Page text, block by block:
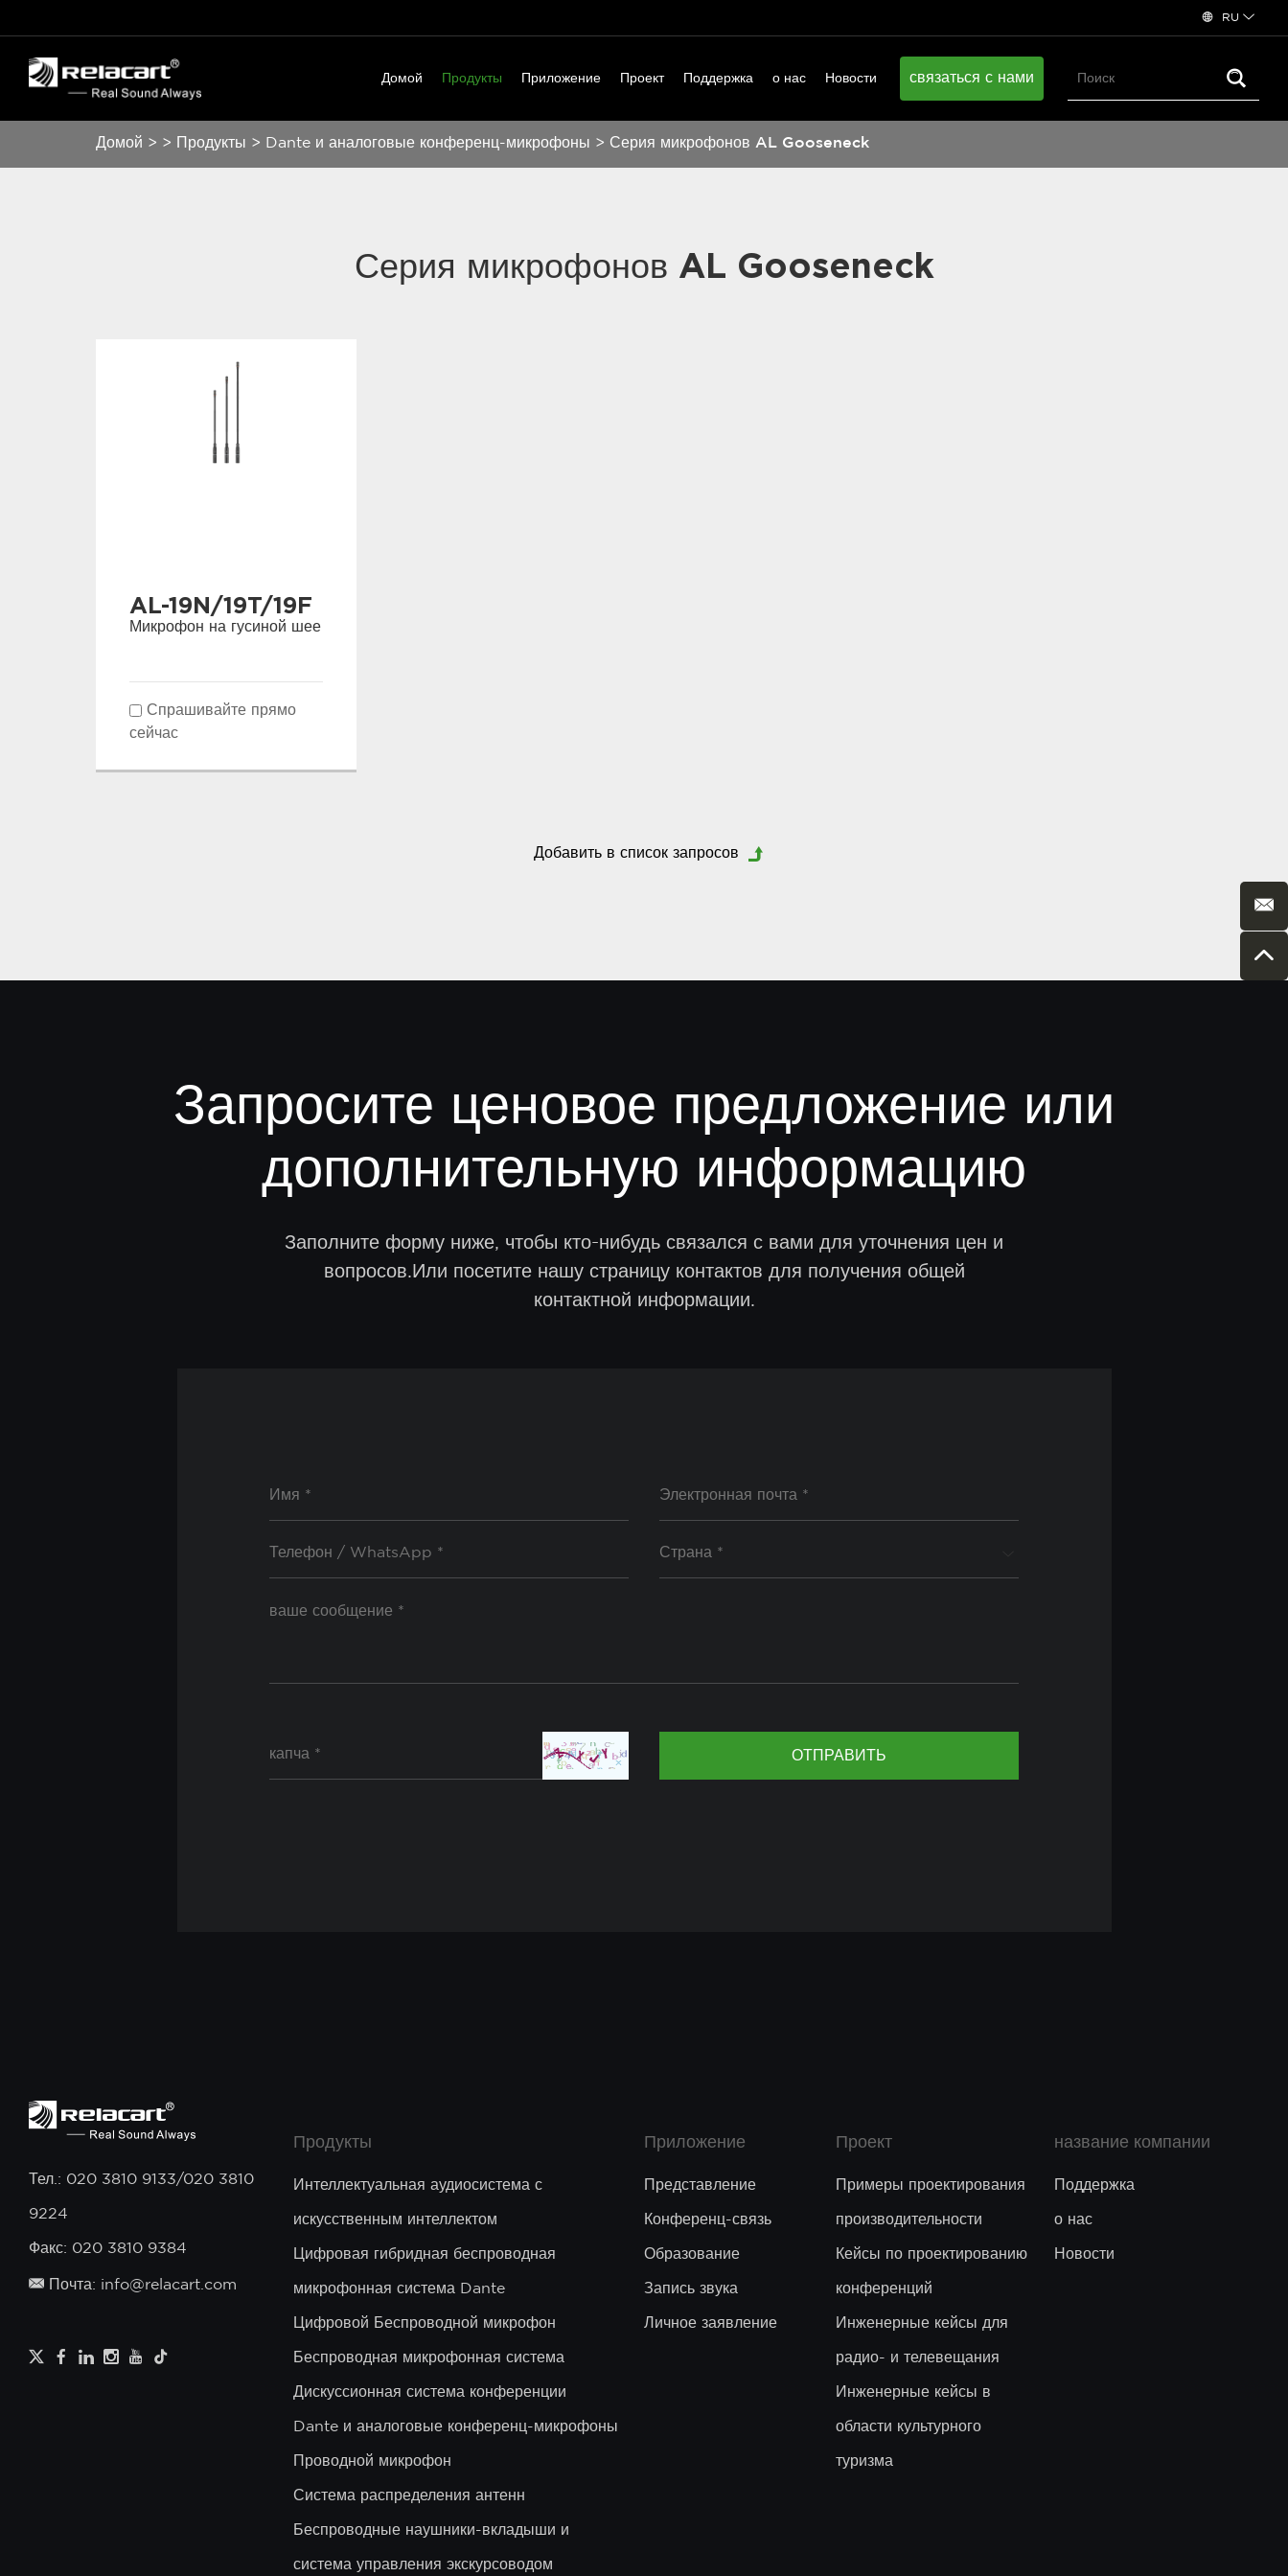
RU
Домой Продукты Приложение Проект Поддержка о нас Новости связаться с нами
Домой > > Продукты > Dante и аналоговые конференц-микрофоны > Серия микрофонов AL Gooseneck
Серия микрофонов AL Gooseneck
AL-19N/19T/19F
Микрофон на гусиной шее
Спрашивайте прямо
сейчас
Запросите ценовое предложение или
дополнительную информацию
Заполните форму ниже, чтобы кто-нибудь связался с вами для уточнения цен и
вопросов.Или посетите нашу страницу контактов для получения общей
контактной информации.
Тел.: 020 3810 9133/020 3810
9224
Факс: 020 3810 9384
Почта: info@relacart.com
Продукты
Интеллектуальная аудиосистема с
искусственным интеллектом
Цифровая гибридная беспроводная
микрофонная система Dante
Цифровой Беспроводной микрофон
Беспроводная микрофонная система
Дискуссионная система конференции
Dante и аналоговые конференц-микрофоны
Проводной микрофон
Система распределения антенн
Беспроводные наушники-вкладыши и
система управления экскурсоводом
Приложение
Представление
Конференц-связь
Образование
Запись звука
Личное заявление
Проект
Примеры проектирования
производительности
Кейсы по проектированию
конференций
Инженерные кейсы для
радио- и телевещания
Инженерные кейсы в
области культурного
туризма
название компании
Поддержка
о нас
Новости